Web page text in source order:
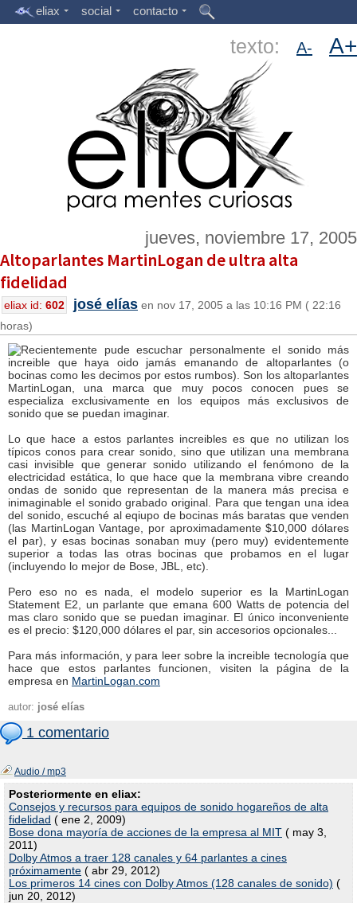
eliax social contacto
texto: A- A+
jueves, noviembre 17, 2005
Altoparlantes MartinLogan de ultra alta
fidelidad
eliax id: 602 josé elías en nov 17, 2005 a las 10:16 PM ( 22:16
horas)
Recientemente pude escuchar personalmente el sonido más
increible que haya oido jamás emanando de altoparlantes (o
bocinas como les decimos por estos rumbos). Son los altoparlantes
MartinLogan, una marca que muy pocos conocen pues se
especializa exclusivamente en los equipos más exclusivos de
sonido que se puedan imaginar.
Lo que hace a estos parlantes increibles es que no utilizan los
típicos conos para crear sonido, sino que utilizan una membrana
casi invisible que generar sonido utilizando el fenómono de la
electricidad estática, lo que hace que la membrana vibre creando
ondas de sonido que representan de la manera más precisa e
inimaginable el sonido grabado original. Para que tengan una idea
del sonido, escuché al eqiupo de bocinas más baratas que venden
(las MartinLogan Vantage, por aproximadamente $10,000 dólares
el par), y esas bocinas sonaban muy (pero muy) evidentemente
superior a todas las otras bocinas que probamos en el lugar
(incluyendo lo mejor de Bose, JBL, etc).
Pero eso no es nada, el modelo superior es la MartinLogan
Statement E2, un parlante que emana 600 Watts de potencia del
mas claro sonido que se puedan imaginar. El único inconveniente
es el precio: $120,000 dólares el par, sin accesorios opcionales...
Para más información, y para leer sobre la increible tecnología que
hace que estos parlantes funcionen, visiten la página de la
empresa en MartinLogan.com
autor: josé elías
1 comentario
Audio / mp3
Posteriormente en eliax:
Consejos y recursos para equipos de sonido hogareños de alta
fidelidad ( ene 2, 2009)
Bose dona mayoría de acciones de la empresa al MIT ( may 3,
2011)
Dolby Atmos a traer 128 canales y 64 parlantes a cines
próximamente ( abr 29, 2012)
Los primeros 14 cines con Dolby Atmos (128 canales de sonido) (
jun 20, 2012)